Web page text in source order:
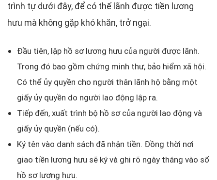
trình tự dưới đây, để có thế lãnh được tiền lương
hưu mà không gặp khó khăn, trở ngại.
Đầu tiên, lập hồ sơ lương hưu của người được lãnh.
Trong đó bao gồm chứng minh thư, bảo hiểm xã hội.
Có thể ủy quyền cho người thân lãnh hộ bằng một
giấy ủy quyền do người lao động lập ra.
Tiếp đến, xuất trình bộ hồ sơ của người lao động và
giấy ủy quyền (nếu có).
Ký tên vào danh sách đã nhận tiền. Đồng thời nơi
giao tiền lương hưu sẽ ký và ghi rõ ngày tháng vào sổ
hồ sơ lương hưu.